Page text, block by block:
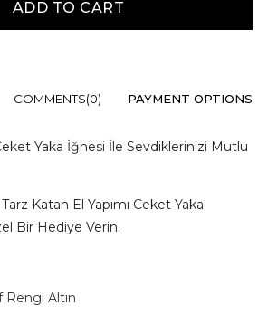
COMMENTS(0) PAYMENT OPTIONS
Yaka İğnesi İle Sevdiklerinizi Mutlu
Katan El Yapımı Ceket Yaka
Bir Hediye Verin.
Rengi Altın